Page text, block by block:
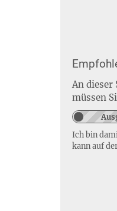
An dieser
müssen
Ich bin
kann auf